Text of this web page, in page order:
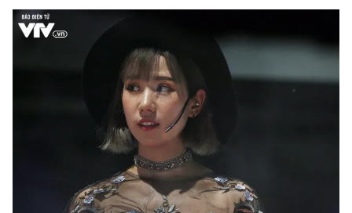
Chất lượng cuộc sống
Học trực tuyến
Công nghệ
Hitech Công nghệ tương lai
Giao lưu trực tuyến
Emagazine Podcast